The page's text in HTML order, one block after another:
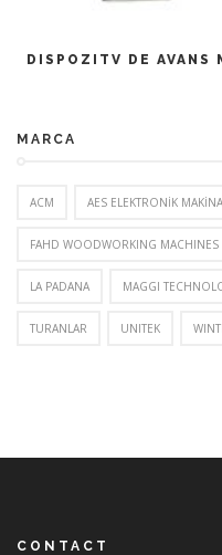
DISPOZITV DE AVANS
MARCA
ACM AES ELEKTRONİK MAKİNA
FAHD WOODWORKING MACHINES
LA PADANA MAGGI
TURANLAR UNITEK
CONTACT